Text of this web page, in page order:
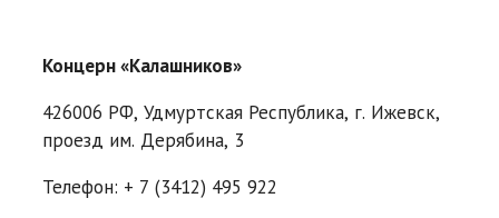
Концерн «Калашников»
426006 РФ, Удмуртская Республика, г. Ижевск,
проезд им. Дерябина, 3
Телефон: + 7 (3412) 495 922